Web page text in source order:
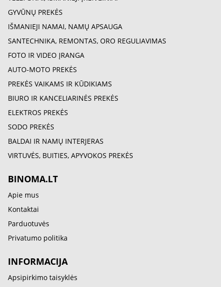
GYVŪNŲ PREKĖS
IŠMANIEJI NAMAI, NAMŲ APSAUGA
SANTECHNIKA, REMONTAS, ORO REGULIAVIMAS
FOTO IR VIDEO ĮRANGA
AUTO-MOTO PREKĖS
PREKĖS VAIKAMS IR KŪDIKIAMS
BIURO IR KANCELIARINĖS PREKĖS
ELEKTROS PREKĖS
SODO PREKĖS
BALDAI IR NAMŲ INTERJERAS
VIRTUVĖS, BUITIES, APYVOKOS PREKĖS
BINOMA.LT
Apie mus
Kontaktai
Parduotuvės
Privatumo politika
INFORMACIJA
Apsipirkimo taisyklės